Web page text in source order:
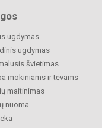
ugdymas
ugdymas
švietimas
mokiniams ir tėvams
maitinimas
nuoma